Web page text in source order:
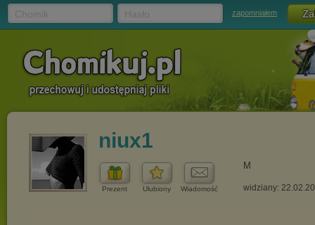
zapomniałem
niux1
Prezent Ulubiony Wiadomość
M
widziany: